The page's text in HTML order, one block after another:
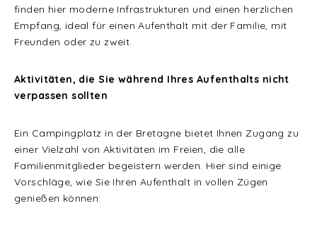
finden hier moderne Infrastrukturen und einen herzlichen
Empfang, ideal für einen Aufenthalt mit der Familie, mit
Freunden oder zu zweit.
Aktivitäten, die Sie während Ihres Aufenthalts nicht
verpassen sollten
Ein Campingplatz in der Bretagne bietet Ihnen Zugang zu
einer Vielzahl von Aktivitäten im Freien, die alle
Familienmitglieder begeistern werden. Hier sind einige
Vorschläge, wie Sie Ihren Aufenthalt in vollen Zügen
genießen können: